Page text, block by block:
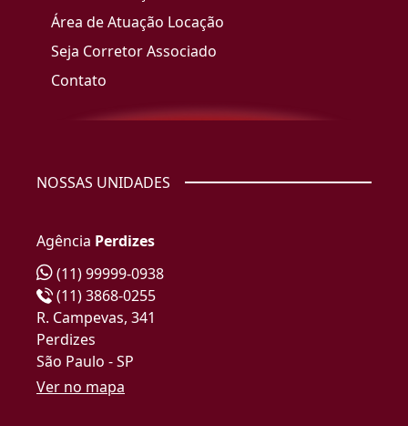
Área de Atuação Locação
Seja Corretor Associado
Contato
NOSSAS UNIDADES
Agência Perdizes
(11) 99999-0938
(11) 3868-0255
R. Campevas, 341
Perdizes
São Paulo - SP
Ver no mapa